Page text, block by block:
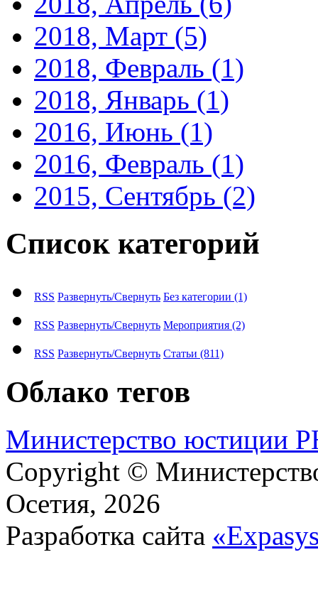
2018, Март (5)
2018, Февраль (1)
2018, Январь (1)
2016, Июнь (1)
2016, Февраль (1)
2015, Сентябрь (2)
Список категорий
RSS Развернуть/Свернуть Без категории (1)
RSS Развернуть/Свернуть Мероприятия (2)
RSS Развернуть/Свернуть Статьи (811)
Облако тегов
М​и​н​и​с​т​е​р​с​т​в​о​ ​ю​с​т​и​ц​и​и​
Copyright ©
Осетия, 2026
Разработка сайта